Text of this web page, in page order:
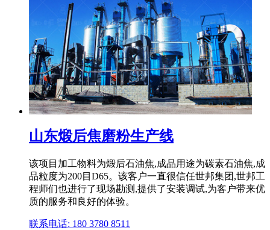
山东煅后焦磨粉生产线
该项目加工物料为煅后石油焦,成品用途为碳素石油焦,成
品粒度为200目D65。该客户一直很信任世邦集团,世邦工
程师们也进行了现场勘测,提供了安装调试,为客户带来优
质的服务和良好的体验。
联系电话: 180 3780 8511